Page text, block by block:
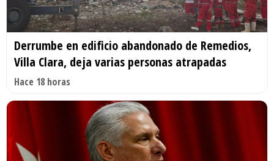
Derrumbe en edificio abandonado de Remedios,
Villa Clara, deja varias personas atrapadas
Hace 18 horas